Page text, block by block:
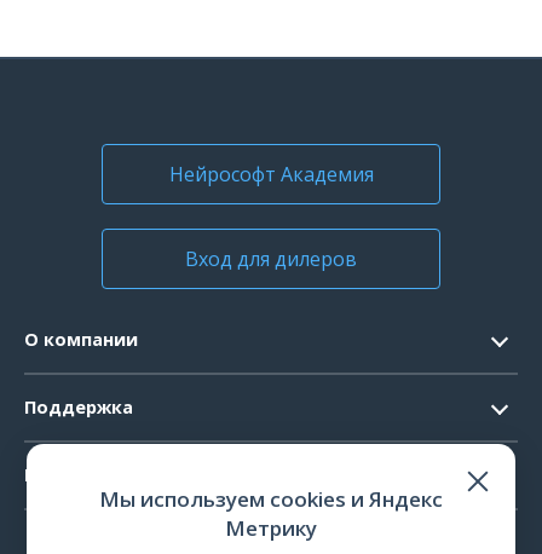
Нейрософт Академия
Вход для дилеров
О компании
Официальные документы
Поддержка
Системные требования
Продукты
Мы используем cookies и Яндекс
Метрику